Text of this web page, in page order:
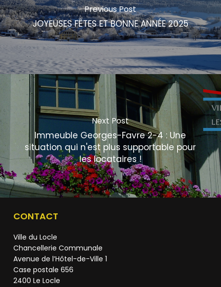
Previous Post
JOYEUSES FÊTES ET BONNE ANNÉE 2025
Next Post
Immeuble Georges-Favre 2-4 : Une
situation qui n'est plus supportable pour
les locataires !
CONTACT
Ville du Locle
Chancellerie Communale
Avenue de l’Hôtel-de-Ville 1
Case postale 656
2400 Le Locle